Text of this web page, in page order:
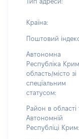
Країна:
Поштовий
Автономна
Республіка
область/місто зі
спеціальним
статусом:
Район в області
Автономній
Республіці Крим: